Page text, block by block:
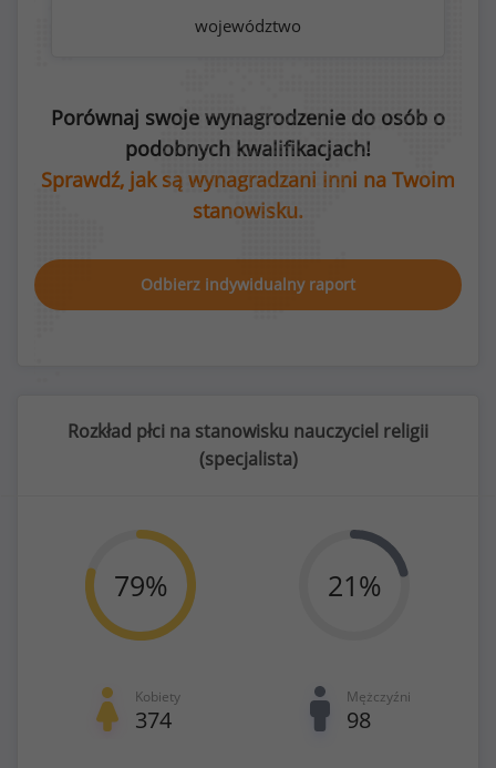
województwo
Porównaj swoje wynagrodzenie do osób o
podobnych kwalifikacjach!
Sprawdź, jak są wynagradzani inni na Twoim
stanowisku.
Odbierz indywidualny raport
Rozkład płci na stanowisku nauczyciel religii
(specjalista)
79%
Kobiety
374
21%
Mężczyźni
98